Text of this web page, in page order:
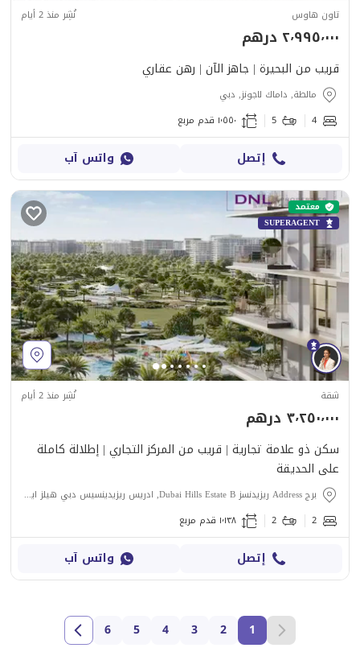
تاون هاوس نُشِر منذ 2 أيام
٢٬٩٩٥٬٠٠٠ درهم
قريب من البحيرة | جاهز الآن | رهن عقاري
مالطة, داماك لاجونز, دبي
4
5 ١٬٥٥٠ قدم مربع
إتصل واتس آب
معتمد
SUPERAGENT
شقة نُشِر منذ 2 أيام
٣٬٢٥٠٬٠٠٠ درهم
سكن ذو علامة تجارية | قريب من المركز التجاري | إطلالة كاملة
على الحديقة
برج Address ريزيدنسز Dubai Hills Estate B, ادريس ريزيدينسيس دبي هيلز ايستات, دبي هيلز استيت, دبي
2
2 ١٬١٣٨ قدم مربع
إتصل واتس آب
1
2
3
4
5
6